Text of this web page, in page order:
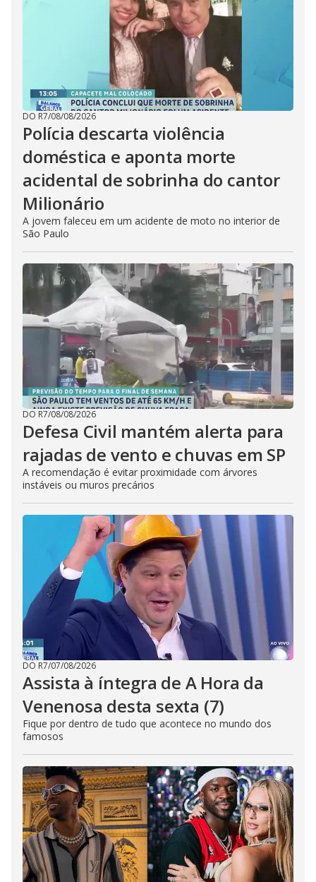
DO R7/08/08/2026
Polícia descarta violência
doméstica e aponta morte
acidental de sobrinha do cantor
Milionário
A jovem faleceu em um acidente de moto no interior de
São Paulo
DO R7/08/08/2026
Defesa Civil mantém alerta para
rajadas de vento e chuvas em SP
A recomendação é evitar proximidade com árvores
instáveis ou muros precários
DO R7/07/08/2026
Assista à íntegra de A Hora da
Venenosa desta sexta (7)
Fique por dentro de tudo que acontece no mundo dos
famosos